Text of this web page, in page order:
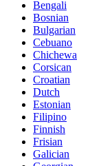
Bengali
Bosnian
Bulgarian
Cebuano
Chichewa
Corsican
Croatian
Dutch
Estonian
Filipino
Finnish
Frisian
Galician